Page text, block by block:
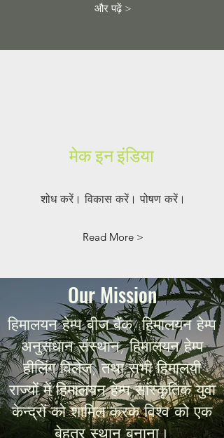
और पढ़ें >
मेक इन इंडिया
शोध करें। विकास करें। पोषण करें।
Read More >
Our Mission
हिमालयन हेम्प बीज बैंक, हिमालयन हेम्प
अनुसंधान संस्थान, हिमालयन हेम्प
हीलिंग विलेज, तथा सभी हिमालयी
राज्यों में हिमालयन हेम्प सांस्कृतिक युवा
केन्द्रों को शामिल करके विश्व को एक
बेहतर स्थान बनाना।